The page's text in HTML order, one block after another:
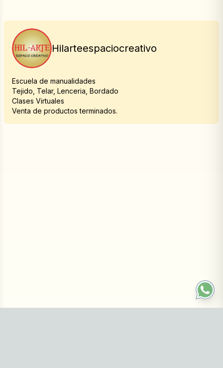
Hilarteespaciocreativo
Escuela de manualidades
Tejido, Telar, Lenceria, Bordado
Clases Virtuales